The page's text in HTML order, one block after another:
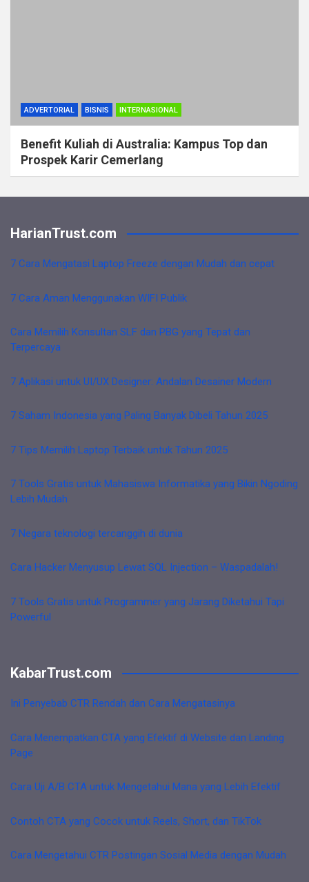
ADVERTORIAL BISNIS INTERNASIONAL
Benefit Kuliah di Australia: Kampus Top dan
Prospek Karir Cemerlang
HarianTrust.com
7 Cara Mengatasi Laptop Freeze dengan Mudah dan cepat
7 Cara Aman Menggunakan WIFI Publik
Cara Memilih Konsultan SLF dan PBG yang Tepat dan
Terpercaya
7 Aplikasi untuk UI/UX Designer: Andalan Desainer Modern
7 Saham Indonesia yang Paling Banyak Dibeli Tahun 2025
7 Tips Memilih Laptop Terbaik untuk Tahun 2025
7 Tools Gratis untuk Mahasiswa Informatika yang Bikin Ngoding
Lebih Mudah
7 Negara teknologi tercanggih di dunia
Cara Hacker Menyusup Lewat SQL Injection – Waspadalah!
7 Tools Gratis untuk Programmer yang Jarang Diketahui Tapi
Powerful
KabarTrust.com
Ini Penyebab CTR Rendah dan Cara Mengatasinya
Cara Menempatkan CTA yang Efektif di Website dan Landing
Page
Cara Uji A/B CTA untuk Mengetahui Mana yang Lebih Efektif
Contoh CTA yang Cocok untuk Reels, Short, dan TikTok
Cara Mengetahui CTR Postingan Sosial Media dengan Mudah